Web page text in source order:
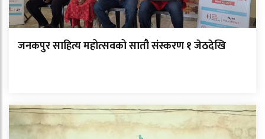
जनकपुर साहित्य महोत्सवको सातौ संस्करण १ जेठदेखि